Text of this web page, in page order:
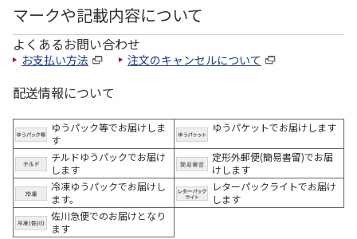
マークや記載内容について
よくあるお問い合わせ
お支払い方法 注文のキャンセルについて
配送情報について
ゆうパック等でお届けしま
す
ゆうパケットでお届けします
チルドゆうパックでお届け
します
定形外郵便(簡易書留)でお届
けします
冷凍ゆうパックでお届けし
ます。
レターパックライトでお届け
します
佐川急便でのお届けとなり
ます